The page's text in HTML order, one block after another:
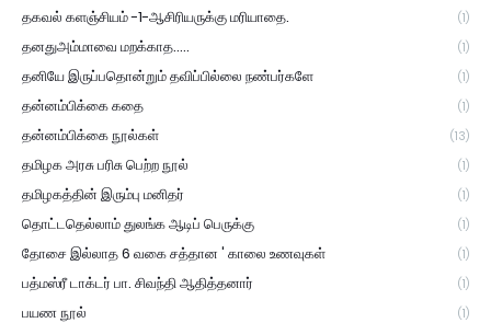
தகவல் களஞ்சியம் -1-ஆசிரியருக்கு மரியாதை. (1)
தனதுஅம்மாவை மறக்காத..... (1)
தனியே இருப்பதொன்றும் தவிப்பில்லை நண்பர்களே (1)
தன்னம்பிக்கை கதை (1)
தன்னம்பிக்கை நூல்கள் (13)
தமிழக அரசு பரிசு பெற்ற நூல் (1)
தமிழகத்தின் இரும்பு மனிதர் (1)
தொட்டதெல்லாம் துலங்க ஆடிப் பெருக்கு (1)
தோசை இல்லாத 6 வகை சத்தான ' காலை உணவுகள் (1)
பத்மஸ்ரீ டாக்டர் பா. சிவந்தி ஆதித்தனார் (1)
பயண நூல் (1)